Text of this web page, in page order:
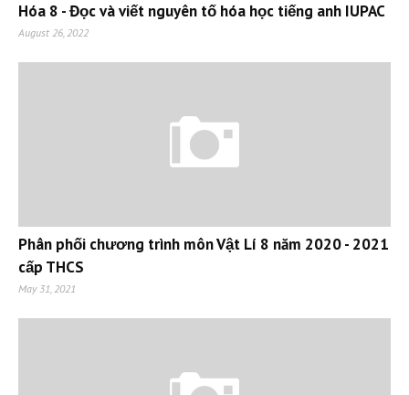
Hóa 8 - Đọc và viết nguyên tố hóa học tiếng anh IUPAC
August 26, 2022
Phân phối chương trình môn Vật Lí 8 năm 2020 - 2021
cấp THCS
May 31, 2021